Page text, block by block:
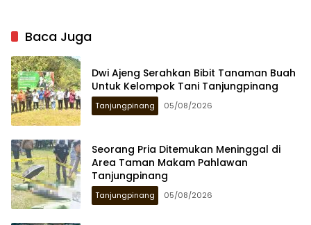
Baca Juga
Dwi Ajeng Serahkan Bibit Tanaman Buah
Untuk Kelompok Tani Tanjungpinang
Tanjungpinang 05/08/2026
Seorang Pria Ditemukan Meninggal di
Area Taman Makam Pahlawan
Tanjungpinang
Tanjungpinang 05/08/2026